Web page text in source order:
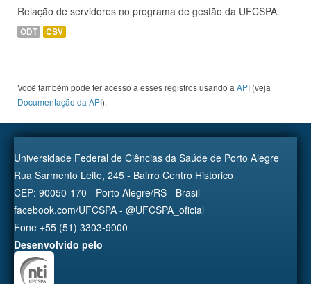
Relação de servidores no programa de gestão da UFCSPA.
ODT CSV
Você também pode ter acesso a esses registros usando a API (veja
Documentação da API).
Universidade Federal de Ciências da Saúde de Porto Alegre
Rua Sarmento Leite, 245 - Bairro Centro Histórico
CEP: 90050-170 - Porto Alegre/RS - Brasil
facebook.com/UFCSPA - @UFCSPA_oficial
Fone +55 (51) 3303-9000
Desenvolvido pelo